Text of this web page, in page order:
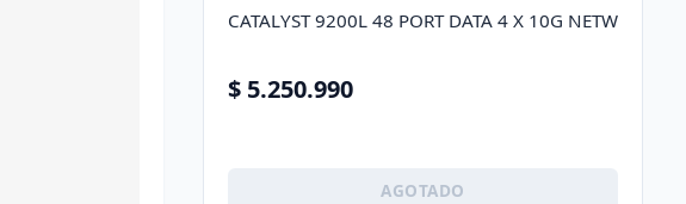
CATALYST 9200L 48 PORT DATA 4 X 10G NETW
$ 5.250.990
AGOTADO